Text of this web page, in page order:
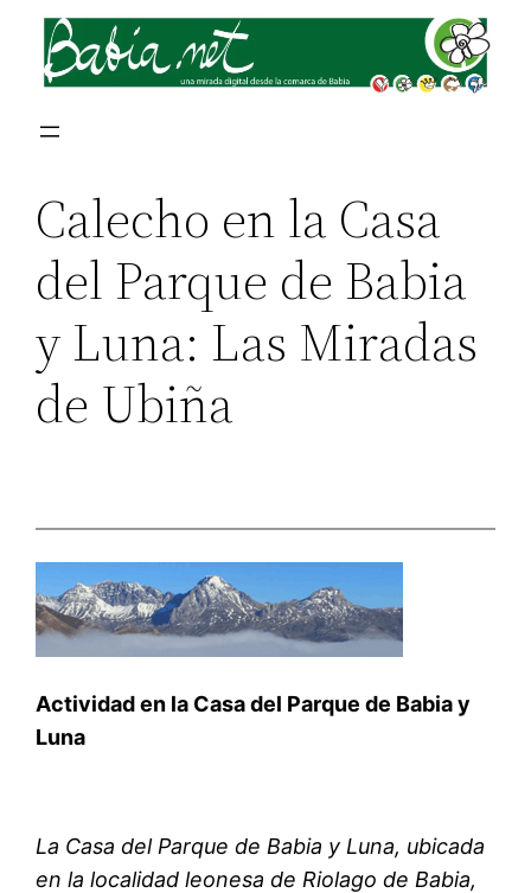
Calecho en la Casa
del Parque de Babia
y Luna: Las Miradas
de Ubiña
Actividad en la Casa del Parque de Babia y
Luna
La Casa del Parque de Babia y Luna, ubicada
en la localidad leonesa de Riolago de Babia,